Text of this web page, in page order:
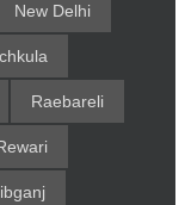
New Delhi
Raebareli